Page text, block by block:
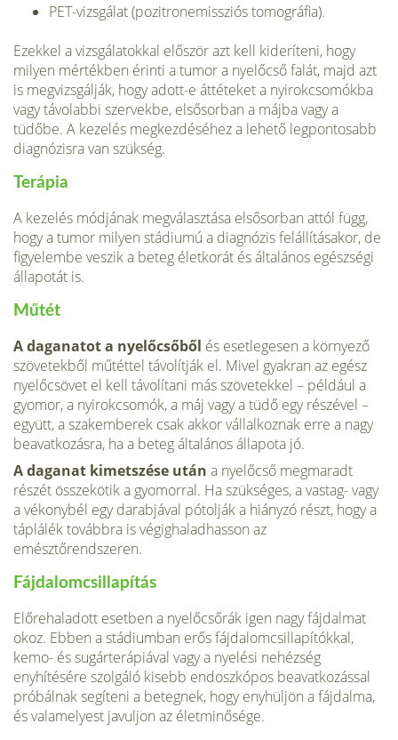
PET-vizsgálat (pozitronemissziós tomográfia).
Ezekkel a vizsgálatokkal először azt kell kideríteni, hogy
milyen mértékben érinti a tumor a nyelőcső falát, majd azt
is meg­vizsgálják, hogy adott-e áttéteket a nyirok­csomókba
vagy távolabbi szervekbe, elsősorban a májba vagy a
tüdőbe. A kezelés megkezdéséhez a lehető legpontosabb
diagnó­zisra van szükség.
Terápia
A kezelés módjának megválasztása elsősorban attól függ,
hogy a tumor milyen stádiumú a diagnózis felállításakor, de
figyelembe veszik a beteg életkorát és általános egészségi
állapotát is.
Műtét
A daganatot a nyelőcsőből és esetlegesen a környező
szövetekből műtéttel távolítják el. Mivel gyakran az egész
nyelőcsövet el kell távolítani más szövetekkel – például a
gyomor, a nyirokcsomók, a máj vagy a tüdő egy részé­vel –
együtt, a szakemberek csak akkor vállalkoznak erre a nagy
beavatkozásra, ha a beteg általános állapota jó.
A daganat kimetszése után a nyelőcső megmaradt
részét összekötik a gyomorral. Ha szükséges, a vastag- vagy
a vékonybél egy darabjával pótolják a hiányzó részt, hogy a
táplálék továbbra is végighaladhasson az
emésztőrendszeren.
Fájdalomcsillapítás
Előrehaladott esetben a nyelőcsőrák igen nagy fájdalmat
okoz. Ebben a stádiumban erős fáj­dalomcsillapítókkal,
kemo- és sugárterápiával vagy a nyelési nehézség
enyhítésére szolgáló kisebb endoszkópos beavatkozással
próbálnak segíteni a betegnek, hogy enyhüljön a fájdalma,
és valamelyest javuljon az élet­minősége.